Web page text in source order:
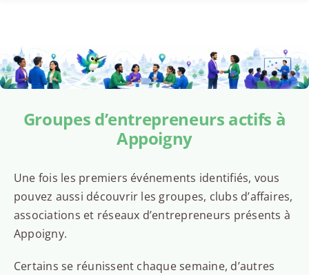
Groupes d’entrepreneurs actifs à
Appoigny
Une fois les premiers événements identifiés, vous
pouvez aussi découvrir les groupes, clubs d’affaires,
associations et réseaux d’entrepreneurs présents à
Appoigny.
Certains se réunissent chaque semaine, d’autres